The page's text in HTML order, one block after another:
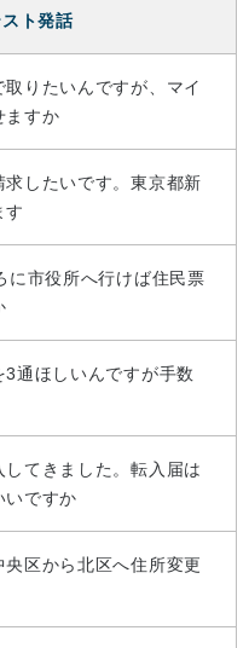
ト発話
りたいんですが、マイ
ますか
求したいです。東京都新
す
に市役所へ行けば住民票
通ほしいんですが手数
てきました。転入届は
いですか
区から北区へ住所変更